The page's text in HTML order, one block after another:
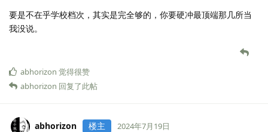
要是不在乎学校档次，其实是完全够的，你要硬冲最顶端那几所当
我没说。
abhorizon 觉得很赞
abhorizon 回复了此帖
abhorizon 楼主 2024年7月19日